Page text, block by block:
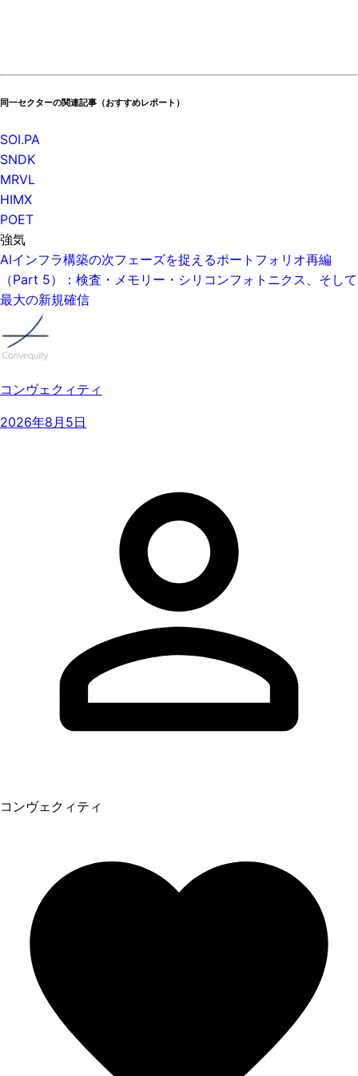
同一セクターの関連記事（おすすめレポート）
SOI.PA
SNDK
MRVL
HIMX
POET
強気
AIインフラ構築の次フェーズを捉えるポートフォリオ再編
（Part 5）：検査・メモリー・シリコンフォトニクス、そして
最大の新規確信
コンヴェクィティ
2026年8月5日
コンヴェクィティ